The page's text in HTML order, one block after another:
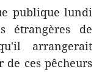
publique lundi
étrangères de
arrangerait
ces pêcheurs